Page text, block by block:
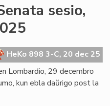
en
sesio,
HeKo 898 3-C, 20 dec 25
Lombardio, 29 decembro
kun ebla daŭrigo post la